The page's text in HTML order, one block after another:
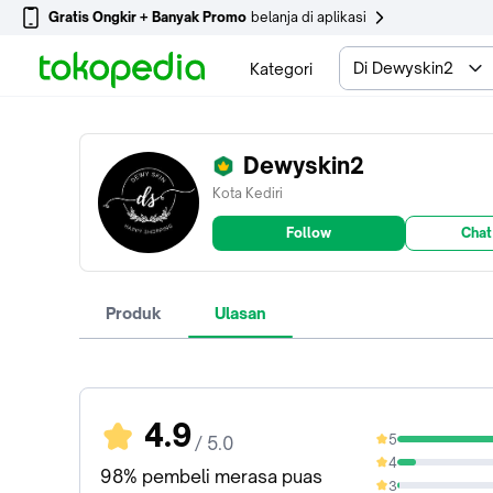
Gratis Ongkir + Banyak Promo belanja di aplikasi
Kategori Di Dewyskin2
Dewyskin2
Kota Kediri
Follow
Produk Ulasan
4.9/ 5.0
98% pembeli merasa puas
5
89.73%
4
9.25%
3